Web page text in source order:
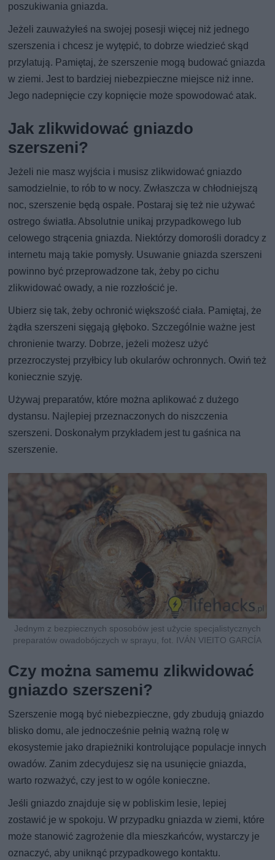
poszukiwania gniazda.
Jeżeli zauważyłeś na swojej posesji więcej niż jednego
szerszenia i chcesz je wytępić, to dobrze wiedzieć skąd
przylatują. Pamiętaj, że szerszenie mogą budować gniazda
w ziemi. Jest to bardziej niebezpieczne miejsce niż inne.
Jego nadepnięcie czy kopnięcie może spowodować atak.
Jak zlikwidować gniazdo
szerszeni?
Jeżeli nie masz wyjścia i musisz zlikwidować gniazdo
samodzielnie, to rób to w nocy. Zwłaszcza w chłodniejszą
noc, szerszenie będą ospałe. Postaraj się też nie używać
ostrego światła. Absolutnie unikaj przypadkowego lub
celowego strącenia gniazda. Niektórzy domorośli doradcy z
internetu mają takie pomysły. Usuwanie gniazda szerszeni
powinno być przeprowadzone tak, żeby po cichu
zlikwidować owady, a nie rozzłościć je.
Ubierz się tak, żeby ochronić większość ciała. Pamiętaj, że
żądła szerszeni sięgają głęboko. Szczególnie ważne jest
chronienie twarzy. Dobrze, jeżeli możesz użyć
przezroczystej przyłbicy lub okularów ochronnych. Owiń też
koniecznie szyję.
Używaj preparatów, które można aplikować z dużego
dystansu. Najlepiej przeznaczonych do niszczenia
szerszeni. Doskonałym przykładem jest tu gaśnica na
szerszenie.
Jednym z bezpiecznych sposobów jest użycie specjalistycznych
preparatów owadobójczych w sprayu, fot. IVÁN VIEITO GARCÍA
Czy można samemu zlikwidować
gniazdo szerszeni?
Szerszenie mogą być niebezpieczne, gdy zbudują gniazdo
blisko domu, ale jednocześnie pełnią ważną rolę w
ekosystemie jako drapieżniki kontrolujące populacje innych
owadów. Zanim zdecydujesz się na usunięcie gniazda,
warto rozważyć, czy jest to w ogóle konieczne.
Jeśli gniazdo znajduje się w pobliskim lesie, lepiej
zostawić je w spokoju. W przypadku gniazda w ziemi, które
może stanowić zagrożenie dla mieszkańców, wystarczy je
oznaczyć, aby uniknąć przypadkowego kontaktu.